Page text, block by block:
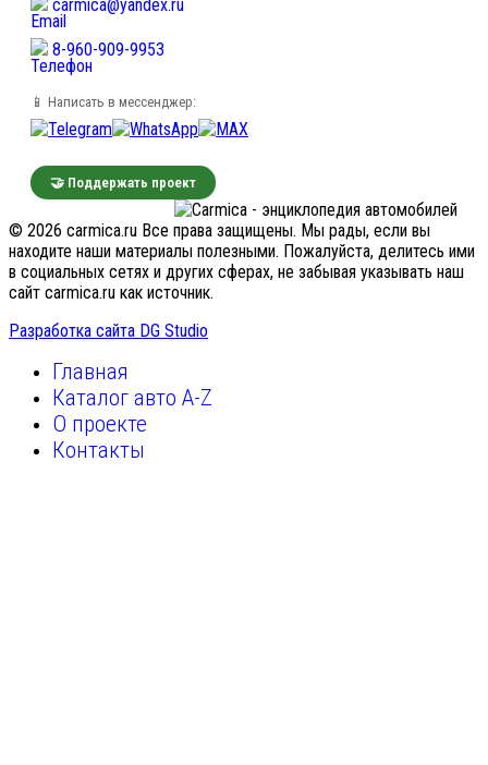
carmica@yandex.ru
8-960-909-9953
📱 Написать в мессенджер:
🤝 Поддержать проект
© 2026 carmica.ru Все права защищены. Мы рады, если вы
находите наши материалы полезными. Пожалуйста, делитесь ими
в социальных сетях и других сферах, не забывая указывать наш
сайт carmica.ru как источник.
Разработка сайта DG Studio
Главная
Каталог авто A-Z
О проекте
Контакты